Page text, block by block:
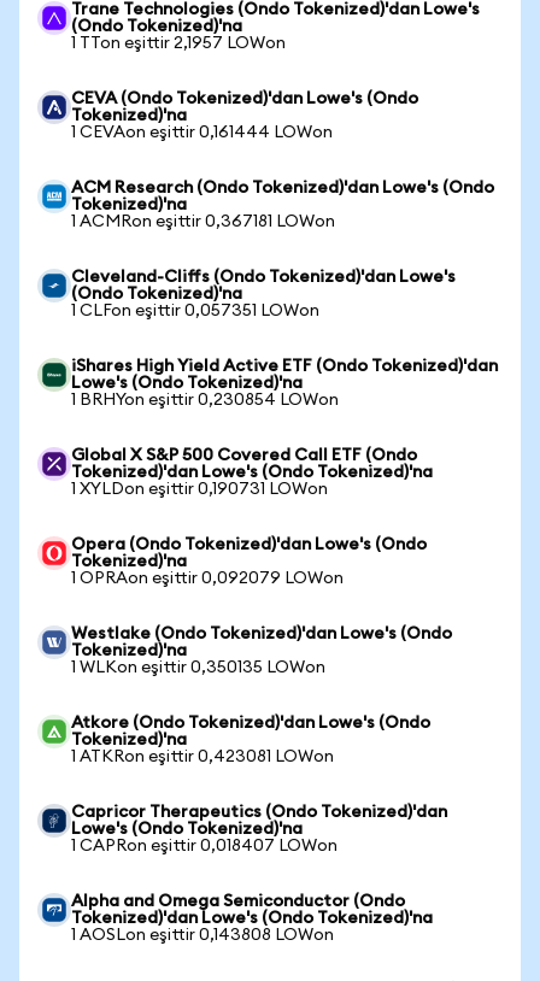
Trane Technologies (Ondo Tokenized)'dan Lowe's
(Ondo Tokenized)'na
1 TTon eşittir 2,1957 LOWon
CEVA (Ondo Tokenized)'dan Lowe's (Ondo
Tokenized)'na
1 CEVAon eşittir 0,161444 LOWon
ACM Research (Ondo Tokenized)'dan Lowe's (Ondo
Tokenized)'na
1 ACMRon eşittir 0,367181 LOWon
Cleveland-Cliffs (Ondo Tokenized)'dan Lowe's
(Ondo Tokenized)'na
1 CLFon eşittir 0,057351 LOWon
iShares High Yield Active ETF (Ondo Tokenized)'dan
Lowe's (Ondo Tokenized)'na
1 BRHYon eşittir 0,230854 LOWon
Global X S&P 500 Covered Call ETF (Ondo
Tokenized)'dan Lowe's (Ondo Tokenized)'na
1 XYLDon eşittir 0,190731 LOWon
Opera (Ondo Tokenized)'dan Lowe's (Ondo
Tokenized)'na
1 OPRAon eşittir 0,092079 LOWon
Westlake (Ondo Tokenized)'dan Lowe's (Ondo
Tokenized)'na
1 WLKon eşittir 0,350135 LOWon
Atkore (Ondo Tokenized)'dan Lowe's (Ondo
Tokenized)'na
1 ATKRon eşittir 0,423081 LOWon
Capricor Therapeutics (Ondo Tokenized)'dan
Lowe's (Ondo Tokenized)'na
1 CAPRon eşittir 0,018407 LOWon
Alpha and Omega Semiconductor (Ondo
Tokenized)'dan Lowe's (Ondo Tokenized)'na
1 AOSLon eşittir 0,143808 LOWon